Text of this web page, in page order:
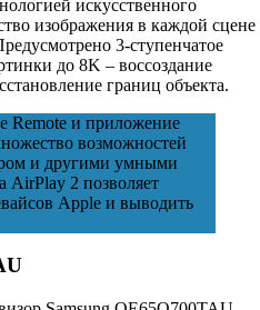
искусственного
изображения в каждой сцене
3-ступенчатое
до 8K – воссоздание
границ объекта.
Remote и приложение
возможностей
и другими умными
AirPlay 2 позволяет
Apple и выводить